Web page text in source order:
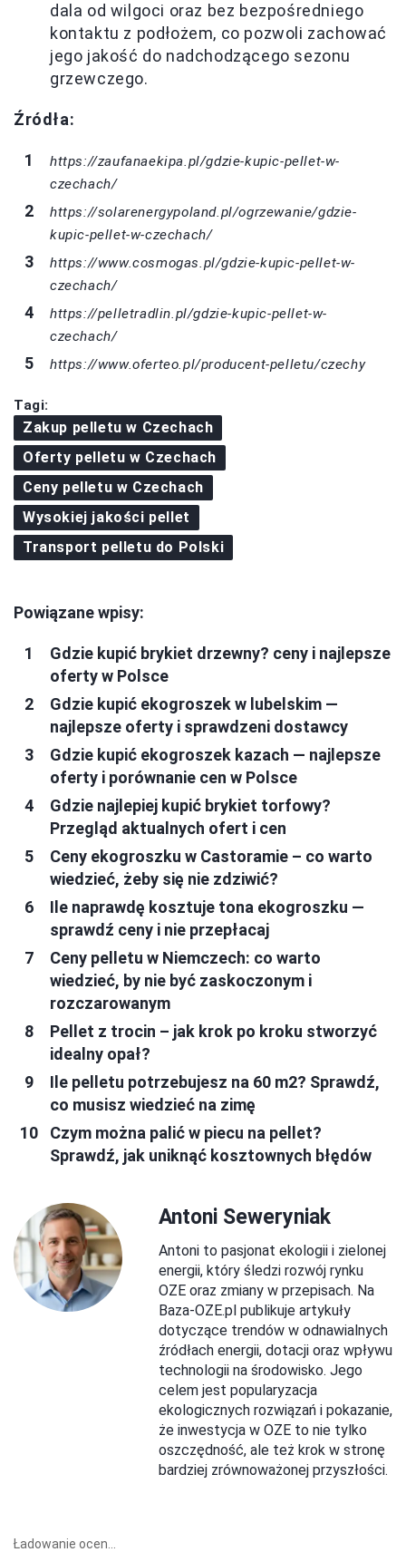
dala od wilgoci oraz bez bezpośredniego
kontaktu z podłożem, co pozwoli zachować
jego jakość do nadchodzącego sezonu
grzewczego.
Źródła:
https://zaufanaekipa.pl/gdzie-kupic-pellet-w-
czechach/
https://solarenergypoland.pl/ogrzewanie/gdzie-
kupic-pellet-w-czechach/
https://www.cosmogas.pl/gdzie-kupic-pellet-w-
czechach/
https://pelletradlin.pl/gdzie-kupic-pellet-w-
czechach/
https://www.oferteo.pl/producent-pelletu/czechy
Tagi:
Zakup pelletu w Czechach
Oferty pelletu w Czechach
Ceny pelletu w Czechach
Wysokiej jakości pellet
Transport pelletu do Polski
Powiązane wpisy:
Gdzie kupić brykiet drzewny? ceny i najlepsze
oferty w Polsce
Gdzie kupić ekogroszek w lubelskim —
najlepsze oferty i sprawdzeni dostawcy
Gdzie kupić ekogroszek kazach — najlepsze
oferty i porównanie cen w Polsce
Gdzie najlepiej kupić brykiet torfowy?
Przegląd aktualnych ofert i cen
Ceny ekogroszku w Castoramie – co warto
wiedzieć, żeby się nie zdziwić?
Ile naprawdę kosztuje tona ekogroszku —
sprawdź ceny i nie przepłacaj
Ceny pelletu w Niemczech: co warto
wiedzieć, by nie być zaskoczonym i
rozczarowanym
Pellet z trocin – jak krok po kroku stworzyć
idealny opał?
Ile pelletu potrzebujesz na 60 m2? Sprawdź,
co musisz wiedzieć na zimę
Czym można palić w piecu na pellet?
Sprawdź, jak uniknąć kosztownych błędów
Antoni Seweryniak
Antoni to pasjonat ekologii i zielonej
energii, który śledzi rozwój rynku
OZE oraz zmiany w przepisach. Na
Baza-OZE.pl publikuje artykuły
dotyczące trendów w odnawialnych
źródłach energii, dotacji oraz wpływu
technologii na środowisko. Jego
celem jest popularyzacja
ekologicznych rozwiązań i pokazanie,
że inwestycja w OZE to nie tylko
oszczędność, ale też krok w stronę
bardziej zrównoważonej przyszłości.
Ładowanie ocen...